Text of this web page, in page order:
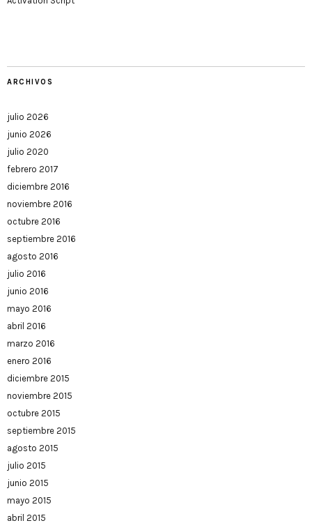
ARCHIVOS
julio 2026
junio 2026
julio 2020
febrero 2017
diciembre 2016
noviembre 2016
octubre 2016
septiembre 2016
agosto 2016
julio 2016
junio 2016
mayo 2016
abril 2016
marzo 2016
enero 2016
diciembre 2015
noviembre 2015
octubre 2015
septiembre 2015
agosto 2015
julio 2015
junio 2015
mayo 2015
abril 2015